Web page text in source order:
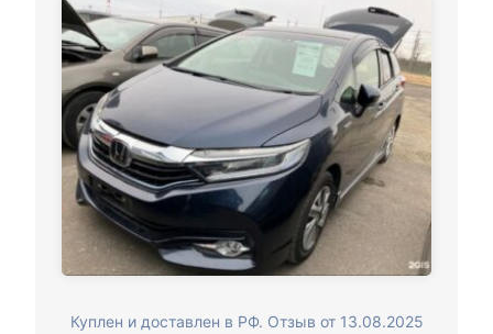
Куплен и доставлен в РФ. Отзыв от 13.08.2025